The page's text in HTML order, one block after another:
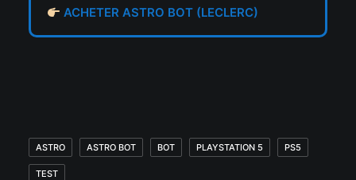
ACHETER ASTRO BOT (LECLERC)
ASTRO ASTRO BOT BOT PLAYSTATION 5 PS5
TEST